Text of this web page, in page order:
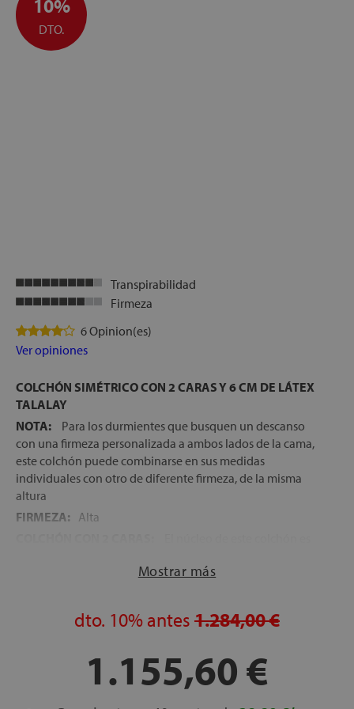
10%
DTO.
Transpirabilidad
Firmeza
6 Opinion(es)
Ver opiniones
COLCHÓN SIMÉTRICO CON 2 CARAS Y 6 CM DE LÁTEX
TALALAY
NOTA:
Para los durmientes que busquen un descanso
con una firmeza personalizada a ambos lados de la cama,
este colchón puede combinarse en sus medidas
individuales con otro de diferente firmeza, de la misma
altura
FIRMEZA: Alta
de materiales a un lado y a otro. Gracias a esto, el colchón
uso homogéneo de toda la superficie de descanso y el
descanso, durante mucho más tiempo
DESENFUNDABLE:
Modelo desenfundable con
Mostrar más
dto. 10% antes 1.284,00 €
1.155,60 €